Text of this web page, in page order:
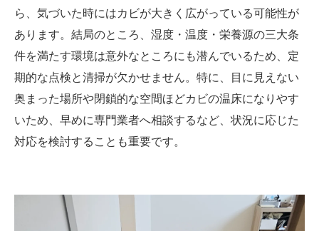
ら、気づいた時にはカビが大きく広がっている可能性が
あります。結局のところ、湿度・温度・栄養源の三大条
件を満たす環境は意外なところにも潜んでいるため、定
期的な点検と清掃が欠かせません。特に、目に見えない
奥まった場所や閉鎖的な空間ほどカビの温床になりやす
いため、早めに専門業者へ相談するなど、状況に応じた
対応を検討することも重要です。